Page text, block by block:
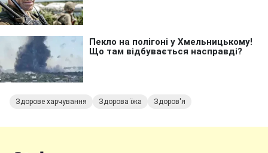
Здорове харчування Здорова їжа Здоров'я